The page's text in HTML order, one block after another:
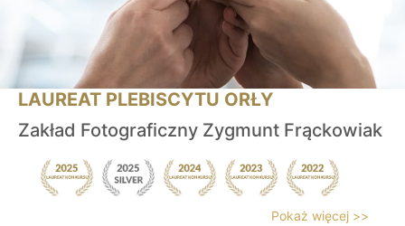
LAUREAT PLEBISCYTU ORŁY
Zakład Fotograficzny Zygmunt Frąckowiak
Pokaż więcej >>